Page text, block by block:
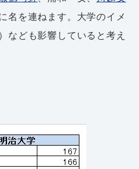
名を連ねます。大学のイメ
なども影響していると考え